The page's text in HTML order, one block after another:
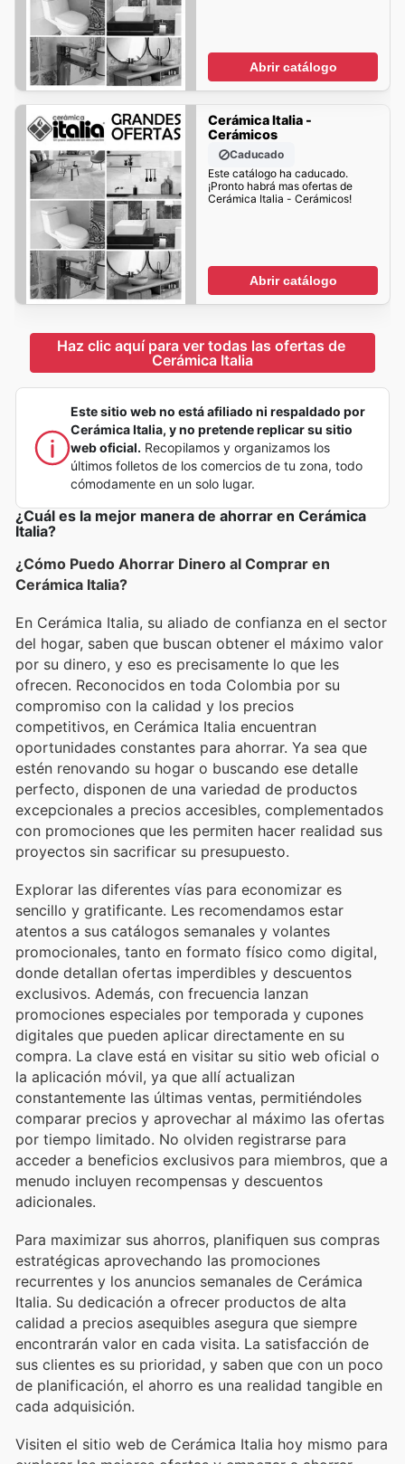
Abrir catálogo
Cerámica Italia -
Cerámicos
Caducado
Este catálogo ha caducado.
¡Pronto habrá mas ofertas de
Cerámica Italia - Cerámicos!
Abrir catálogo
Haz clic aquí para ver todas las ofertas de
Cerámica Italia
Este sitio web no está afiliado ni respaldado por
Cerámica Italia, y no pretende replicar su sitio
web oficial. Recopilamos y organizamos los
últimos folletos de los comercios de tu zona, todo
cómodamente en un solo lugar.
¿Cuál es la mejor manera de ahorrar en Cerámica
Italia?
¿Cómo Puedo Ahorrar Dinero al Comprar en
Cerámica Italia?
En Cerámica Italia, su aliado de confianza en el sector
del hogar, saben que buscan obtener el máximo valor
por su dinero, y eso es precisamente lo que les
ofrecen. Reconocidos en toda Colombia por su
compromiso con la calidad y los precios
competitivos, en Cerámica Italia encuentran
oportunidades constantes para ahorrar. Ya sea que
estén renovando su hogar o buscando ese detalle
perfecto, disponen de una variedad de productos
excepcionales a precios accesibles, complementados
con promociones que les permiten hacer realidad sus
proyectos sin sacrificar su presupuesto.
Explorar las diferentes vías para economizar es
sencillo y gratificante. Les recomendamos estar
atentos a sus catálogos semanales y volantes
promocionales, tanto en formato físico como digital,
donde detallan ofertas imperdibles y descuentos
exclusivos. Además, con frecuencia lanzan
promociones especiales por temporada y cupones
digitales que pueden aplicar directamente en su
compra. La clave está en visitar su sitio web oficial o
la aplicación móvil, ya que allí actualizan
constantemente las últimas ventas, permitiéndoles
comparar precios y aprovechar al máximo las ofertas
por tiempo limitado. No olviden registrarse para
acceder a beneficios exclusivos para miembros, que a
menudo incluyen recompensas y descuentos
adicionales.
Para maximizar sus ahorros, planifiquen sus compras
estratégicas aprovechando las promociones
recurrentes y los anuncios semanales de Cerámica
Italia. Su dedicación a ofrecer productos de alta
calidad a precios asequibles asegura que siempre
encontrarán valor en cada visita. La satisfacción de
sus clientes es su prioridad, y saben que con un poco
de planificación, el ahorro es una realidad tangible en
cada adquisición.
Visiten el sitio web de Cerámica Italia hoy mismo para